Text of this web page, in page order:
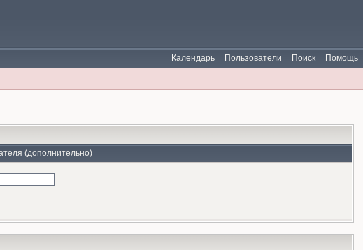
Помощь
Поиск
Пользователи
Календарь
(дополнительно)